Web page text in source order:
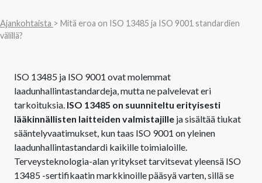
Ajankohtaista > Mitä eroa on ISO 13485 ja ISO 9001 standardien
välillä?
ISO 13485 ja ISO 9001 ovat molemmat
laadunhallintastandardeja, mutta ne palvelevat eri
tarkoituksia. ISO 13485 on suunniteltu erityisesti
lääkinnällisten laitteiden valmistajille ja sisältää tiukat
sääntelyvaatimukset, kun taas ISO 9001 on yleinen
laadunhallintastandardi kaikille toimialoille.
Terveysteknologia-alan yritykset tarvitsevat yleensä ISO
13485 -sertifikaatin markkinoille pääsyä varten, sillä se